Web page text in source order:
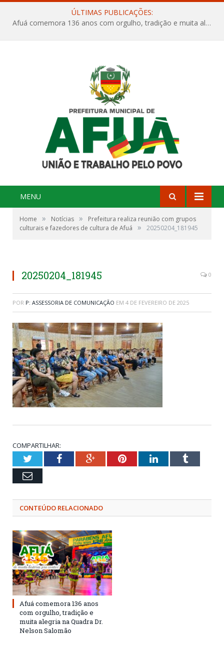
ÚLTIMAS PUBLICAÇÕES:
Afuá comemora 136 anos com orgulho, tradição e muita alegria na Quadra Dr. Nelson Salomão
MENU
Home » Notícias »
Prefeitura realiza reunião com grupos
culturais e fazedores de cultura de Afuá
» 20250204_181945
20250204_181945 0
POR P: ASSESSORIA DE COMUNICAÇÃO EM 4 DE FEVEREIRO DE 2025
COMPARTILHAR:
TwitterFacebookGoogle+PinterestLinkedInTumblr
Email
CONTEÚDO RELACIONADO
Afuá comemora 136 anos
com orgulho, tradição e
muita alegria na Quadra Dr.
Nelson Salomão